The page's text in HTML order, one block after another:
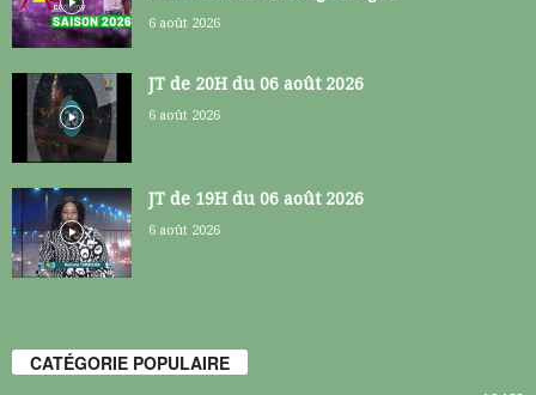
6 août 2026
JT de 20H du 06 août 2026
6 août 2026
JT de 19H du 06 août 2026
6 août 2026
CATÉGORIE POPULAIRE